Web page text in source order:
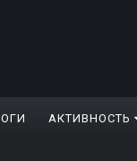
АКТИВНОСТЬ